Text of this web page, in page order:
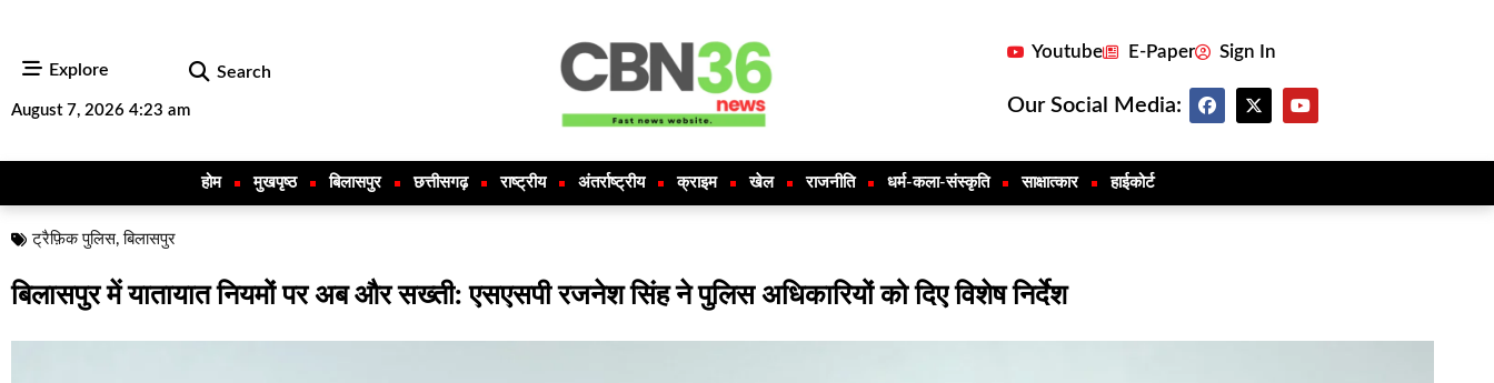
Explore Search
August 7, 2026 4:23 am
Youtube E-Paper Sign In
Our Social Media:
होम मुखपृष्ठ बिलासपुर छत्तीसगढ़ राष्ट्रीय अंतर्राष्ट्रीय क्राइम खेल राजनीति धर्म-कला-संस्कृति साक्षात्कार हाईकोर्ट
ट्रैफ़िक पुलिस,बिलासपुर
बिलासपुर में यातायात नियमों पर अब और सख्ती: एसएसपी रजनेश सिंह ने पुलिस अधिकारियों को दिए विशेष निर्देश